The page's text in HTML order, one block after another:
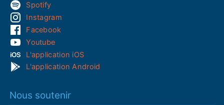
Spotify
Instagram
Facebook
Youtube
L'application iOS
L'application Android
Nous soutenir